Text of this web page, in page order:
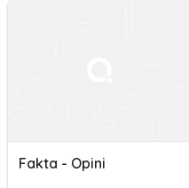
Fakta - Opini